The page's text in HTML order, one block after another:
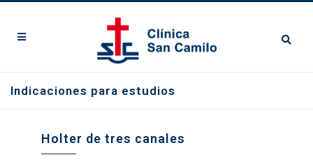
Indicaciones para estudios
Holter de tres canales